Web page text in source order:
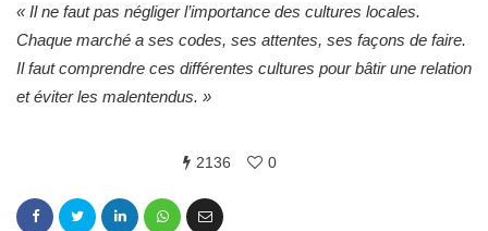
« Il ne faut pas négliger l’importance des cultures locales.
Chaque marché a ses codes, ses attentes, ses façons de faire.
Il faut comprendre ces différentes cultures pour bâtir une relation
et éviter les malentendus. »
2136 0